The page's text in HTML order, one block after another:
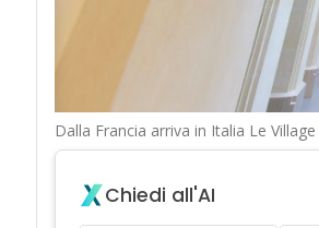
Dalla Francia arriva in Italia Le
Chiedi all'AI